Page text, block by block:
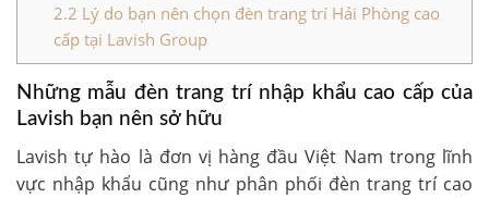
2.2 Lý do bạn nên chọn đèn trang trí Hải Phòng cao
cấp tại Lavish Group
Những mẫu đèn trang trí nhập khẩu cao cấp của
Lavish bạn nên sở hữu
Lavish tự hào là đơn vị hàng đầu Việt Nam trong lĩnh
vực nhập khẩu cũng như phân phối đèn trang trí cao